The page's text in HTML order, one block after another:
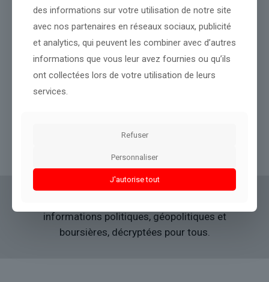
informations politiques, géopolitiques et
boursières, décryptées pour tous.
des informations sur votre utilisation de notre site
avec nos partenaires en réseaux sociaux, publicité
et analytics, qui peuvent les combiner avec d’autres
informations que vous leur avez fournies ou qu’ils
ont collectées lors de votre utilisation de leurs
services.
Refuser
Personnaliser
J'autorise tout